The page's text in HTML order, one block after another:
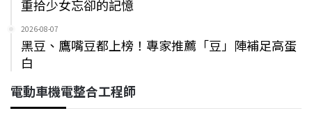
重拾少女忘卻的記憶
2026-08-07
黑豆、鷹嘴豆都上榜！專家推薦「豆」陣補足高蛋
白
電動車機電整合工程師